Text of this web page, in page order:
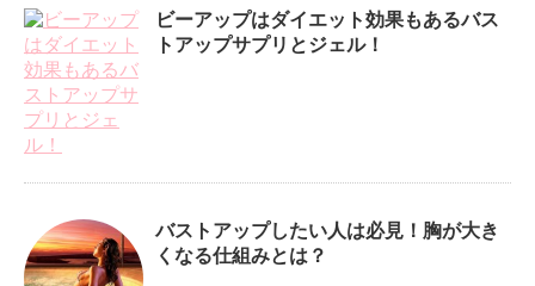
ビーアップはダイエット効果もあるバス
トアップサプリとジェル！
バストアップしたい人は必見！胸が大き
くなる仕組みとは？